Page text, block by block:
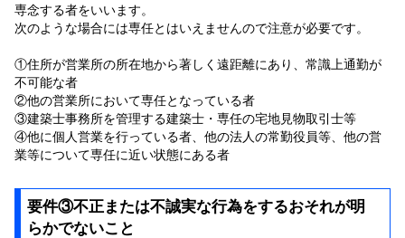
専念する者をいいます。
次のような場合には専任とはいえませんので注意が必要です。
①住所が営業所の所在地から著しく遠距離にあり、常識上通勤が
不可能な者
②他の営業所において専任となっている者
③建築士事務所を管理する建築士・専任の宅地見物取引士等
④他に個人営業を行っている者、他の法人の常勤役員等、他の営
業等について専任に近い状態にある者
要件③不正または不誠実な行為をするおそれが明
らかでないこと